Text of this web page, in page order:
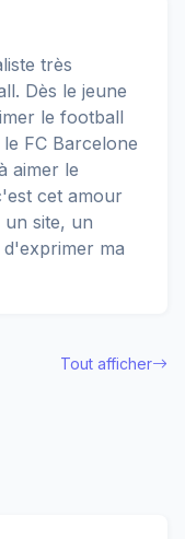
très
Dès le jeune
le football
FC Barcelone
aimer le
cet amour
site, un
ma
Tout afficher